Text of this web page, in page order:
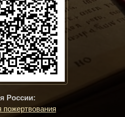
России:
пожертвования